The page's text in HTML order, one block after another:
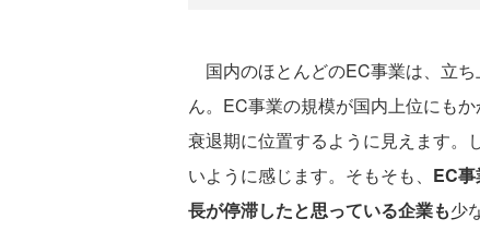
国内のほとんどのEC事業は、立
ん。EC事業の規模が国内上位にも
衰退期に位置するように見えます。
いように感じます。そもそも、 EC
長が停滞したと思っている企業も少